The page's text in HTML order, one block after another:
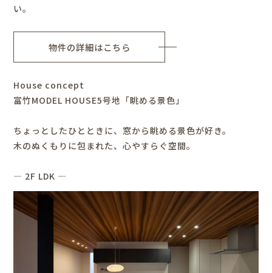
い。
物件の詳細はこちら
House concept
富竹MODEL HOUSE5号地「眺める景色」
ちょっとしたひとときに、窓から眺める景色が好き。
木のぬくもりに包まれた、心やすらぐ空間。
― 2F LDK ―